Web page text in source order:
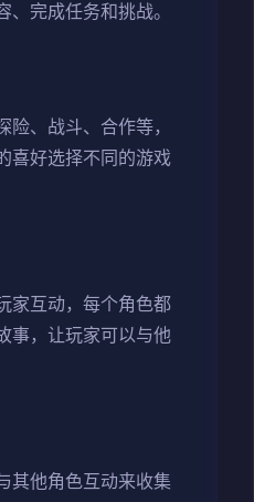
、完成任务和挑战。
险、战斗、合作等，
喜好选择不同的游戏
家互动，每个角色都
事，让玩家可以与他
其他角色互动来收集